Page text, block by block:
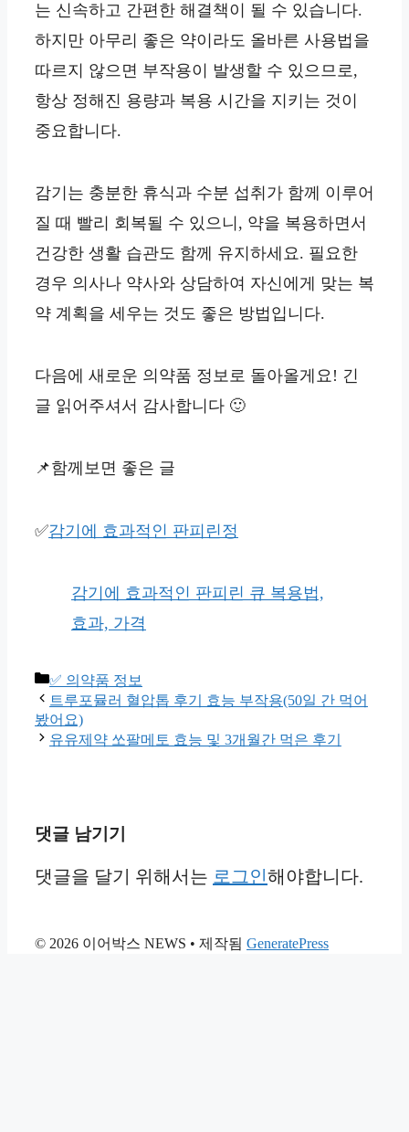
는 신속하고 간편한 해결책이 될 수 있습니다.
하지만 아무리 좋은 약이라도 올바른 사용법을
따르지 않으면 부작용이 발생할 수 있으므로,
항상 정해진 용량과 복용 시간을 지키는 것이
중요합니다.
감기는 충분한 휴식과 수분 섭취가 함께 이루어
질 때 빨리 회복될 수 있으니, 약을 복용하면서
건강한 생활 습관도 함께 유지하세요. 필요한
경우 의사나 약사와 상담하여 자신에게 맞는 복
약 계획을 세우는 것도 좋은 방법입니다.
다음에 새로운 의약품 정보로 돌아올게요! 긴
글 읽어주셔서 감사합니다 🙂
📌함께보면 좋은 글
✅감기에 효과적인 판피린정
감기에 효과적인 판피린 큐 복용법,
효과, 가격
카
테
고
리
✅ 의약품 정보
트루포뮬러 혈압톱 후기 효능 부작용(50일 간 먹어
봤어요)
유유제약 쏘팔메토 효능 및 3개월간 먹은 후기
댓글 남기기
댓글을 달기 위해서는 로그인해야합니다.
© 2026 이어박스 NEWS • 제작됨 GeneratePress